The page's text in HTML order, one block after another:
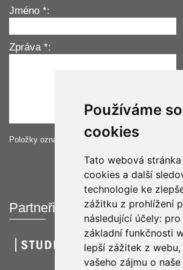
Používáme
cookies
Tato webová
cookies a další
technologie ke
zážitku z prohlížení
následující účely: pro
základní funkčnosti
lepší zážitek z webu,
vašeho zájmu o
Jméno *:
Zpráva *:
Položky označené hvězdičkou *musí být
Partneři